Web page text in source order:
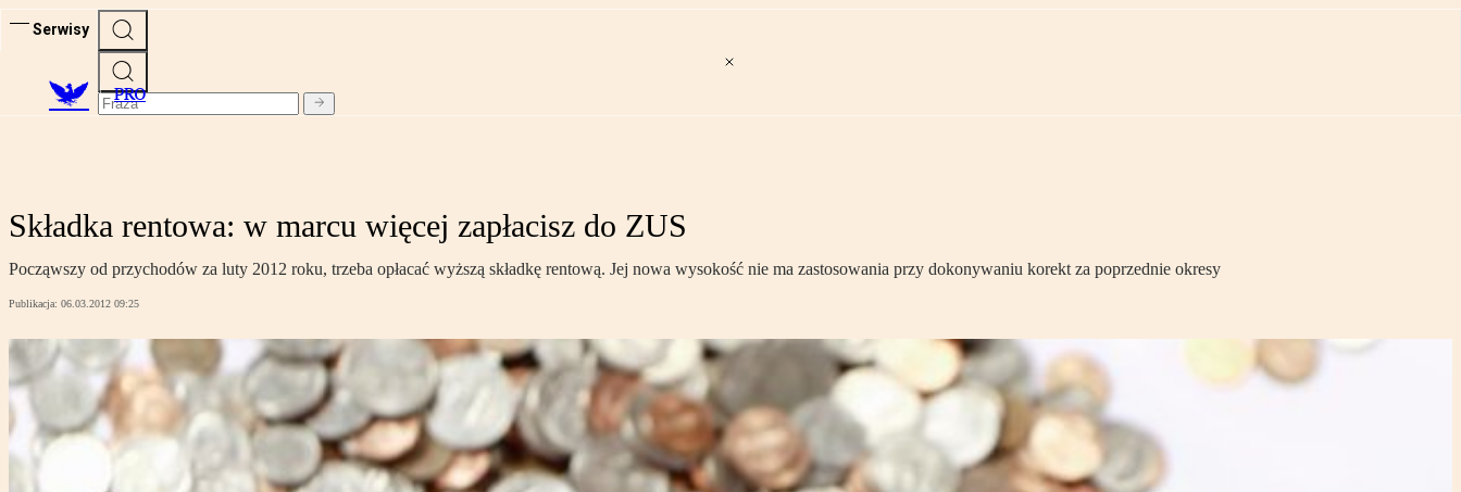
Serwisy
PRO
Składka rentowa: w marcu więcej zapłacisz do ZUS
Począwszy od przychodów za luty 2012 roku, trzeba opłacać wyższą składkę rentową. Jej nowa wysokość nie ma zastosowania przy dokonywaniu korekt za poprzednie okresy
Publikacja: 06.03.2012 09:25